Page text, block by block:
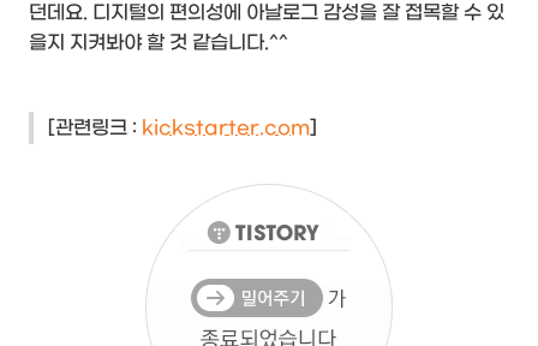
던데요. 디지털의 편의성에 아날로그 감성을 잘 접목할 수 있
을지 지켜봐야 할 것 같습니다.^^
[관련링크 : kickstarter.com]